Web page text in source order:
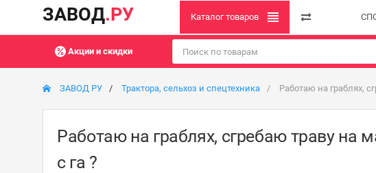
ЗАВОД.РУ Каталог товаров
Акции и скидки
ЗАВОД РУ Трактора, сельхоз и спецтехника Работаю на граблях,
Работаю на граблях, сгребаю траву на
с га ?